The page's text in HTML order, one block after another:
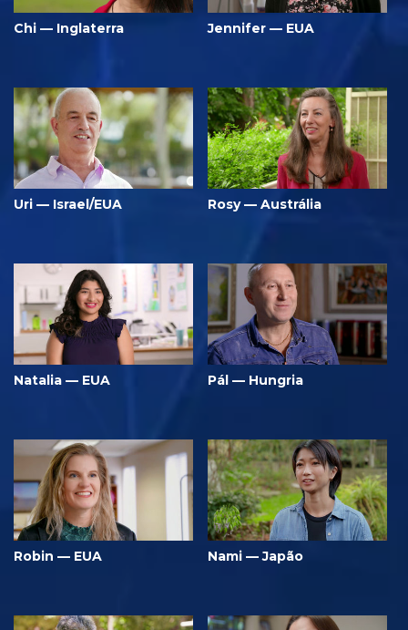
Chi — Inglaterra Jennifer — EUA
Uri — Israel/EUA Rosy — Austrália
Natalia — EUA Pál — Hungria
Robin — EUA Nami — Japão